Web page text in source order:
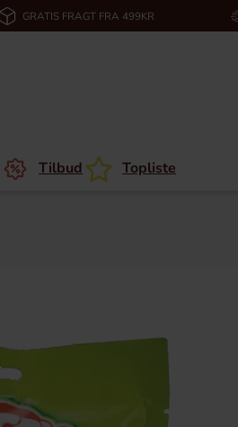
GRATIS FRAGT FRA 499KR
Tilbud Topliste